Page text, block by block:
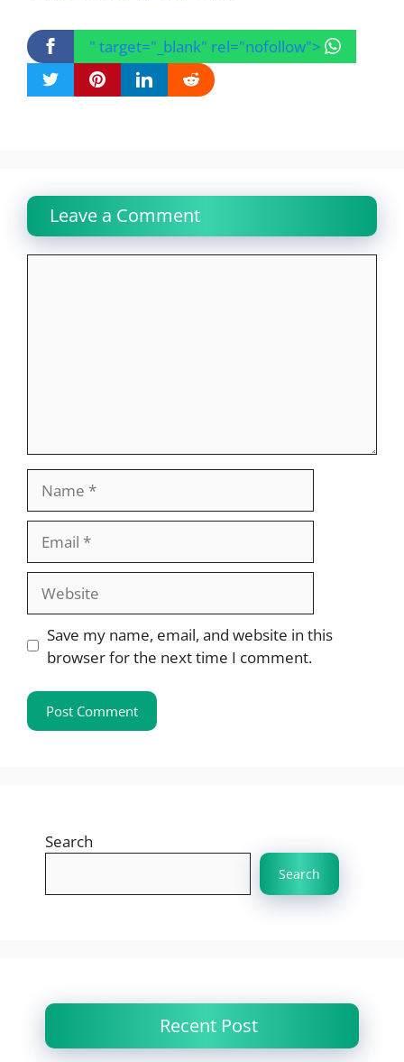
" target="_blank" rel="nofollow">
Leave a Comment
Save my name, email, and website in this
browser for the next time I comment.
Search
Search
Recent Post